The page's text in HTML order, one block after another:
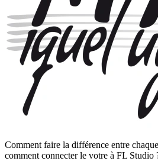
Comment faire la différence entre
comment connecter le votre à FL Studio